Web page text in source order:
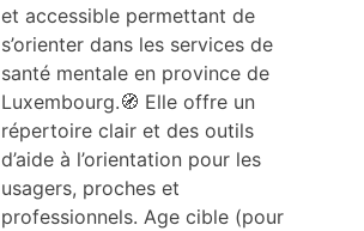
et accessible permettant de
s’orienter dans les services de
santé mentale en province de
Luxembourg.🧭 Elle offre un
répertoire clair et des outils
d’aide à l’orientation pour les
usagers, proches et
professionnels. Age cible (pour